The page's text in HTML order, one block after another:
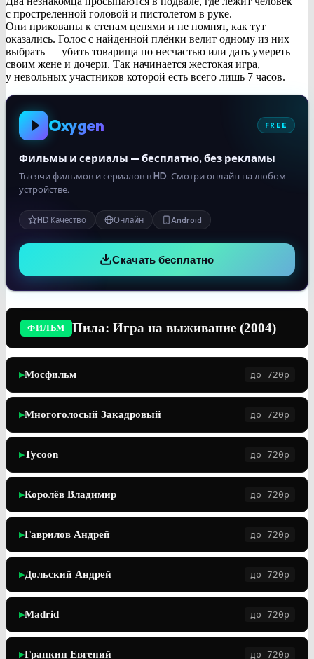
с простреленной головой и пистолетом в руке.
Они прикованы к стенам цепями и не помнят, как тут
оказались. Голос с найденной плёнки велит одному из них
выбрать — убить товарища по несчастью или дать умереть
своим жене и дочери. Так начинается жестокая игра,
у невольных участников которой есть всего лишь 7 часов.
Oxygen FREE
Фильмы и сериалы — бесплатно, без рекламы
Тысячи фильмов и сериалов в HD. Смотри онлайн на любом
устройстве.
HD Качество Онлайн Android
Скачать бесплатно
ФИЛЬМ Пила: Игра на выживание (2004)
▶Мосфильм до 720p
▶Многоголосый Закадровый до 720p
▶Tycoon до 720p
▶Королёв Владимир до 720p
▶Гаврилов Андрей до 720p
▶Дольский Андрей до 720p
▶Madrid до 720p
▶Гранкин Евгений до 720p